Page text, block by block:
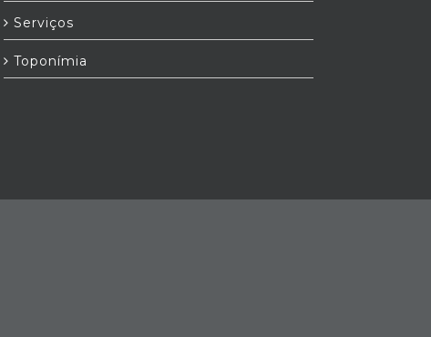
Serviços
Toponímia